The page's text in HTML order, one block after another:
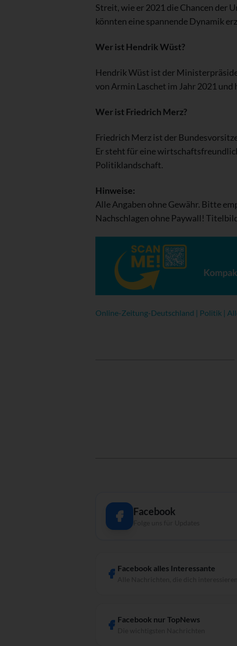
Streit, wie er 2021 die Chancen der
könnten eine spannende Dynamik
Wer ist Hendrik Wüst?
Hendrik Wüst ist der
von Armin Laschet im Jahr 2021
Wer ist Friedrich Merz?
Friedrich Merz ist der
Er steht für eine
Politiklandschaft.
Hinweise:
Alle Angaben ohne Gewähr. Bitte
Nachschlagen ohne Paywall!
Online-Zeitung-Deutschland | Politik |
Facebook
Folge uns für Updates
Facebook alles Interessante
Facebook nur TopNews